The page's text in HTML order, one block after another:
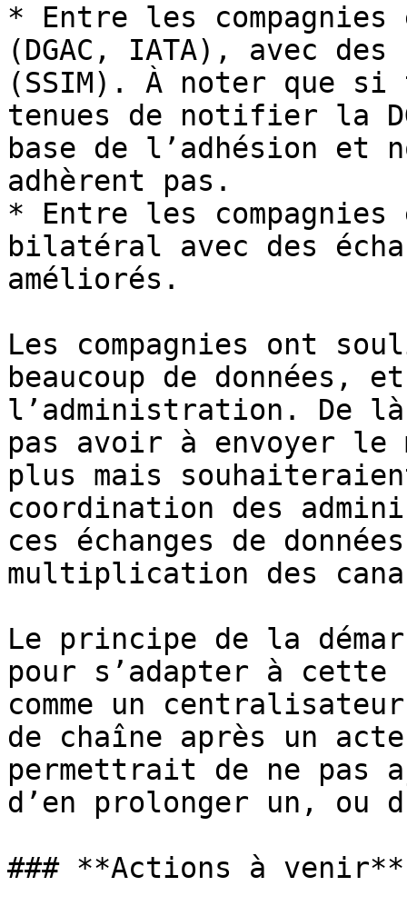
* Entre les
(DGAC, IATA), avec
(SSIM). À noter que si
tenues de notifier la
base de l’adhésion et
adhèrent pas.
* Entre les
bilatéral avec des
améliorés.
Les compagnies ont
beaucoup de données,
l’administration. De
pas avoir à envoyer le
plus mais
coordination des
ces échanges de
multiplication des
Le principe de la
pour s’adapter à
comme un
de chaîne après un
permettrait de ne pas
d’en prolonger un,
### **Actions à venir**